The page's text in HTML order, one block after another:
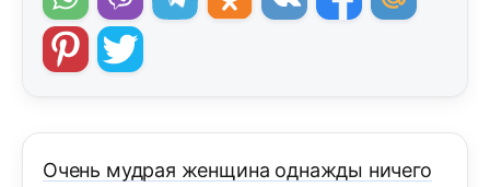
Очень мудрая женщина однажды ничего